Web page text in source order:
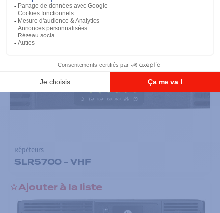
Répéteurs
MTR3000 - Satellite Receiver
Ajouter à la liste
Répéteurs
SLR5700 - VHF
Ajouter à la liste